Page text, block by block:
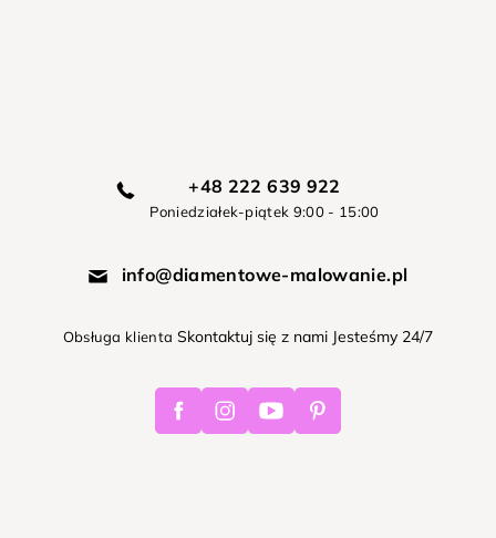
+48 222 639 922
Poniedziałek-piątek 9:00 - 15:00
info@diamentowe-malowanie.pl
Obsługa klienta Skontaktuj się z nami Jesteśmy 24/7
FacebookInstagramYoutube Pinterest